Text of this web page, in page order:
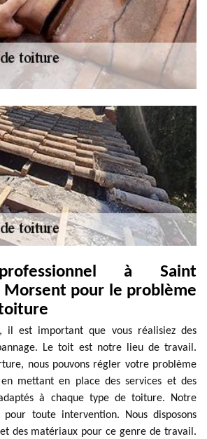
à Saint
Morsent pour le problème
est important que vous réalisiez des
Le toit est notre lieu de travail.
nous pouvons régler votre problème
mettant en place des services et des
à chaque type de toiture. Notre
toute intervention. Nous disposons
des matériaux pour ce genre de travail.